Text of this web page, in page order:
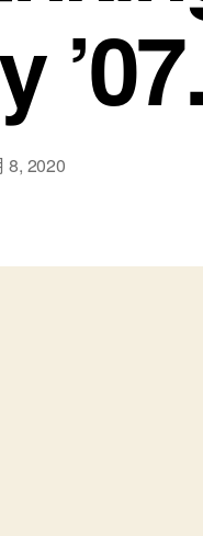
8, 2020